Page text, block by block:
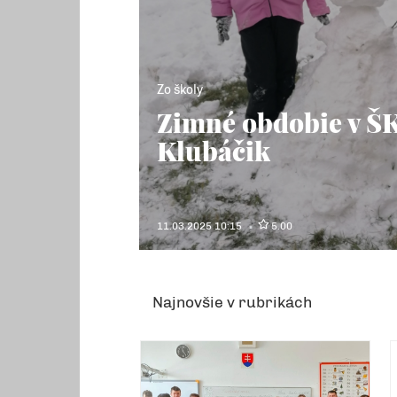
Zo školy
Zimné obdobie v
Klubáčik
11.03.2025 10:15 5.00
Najnovšie v rubrikách